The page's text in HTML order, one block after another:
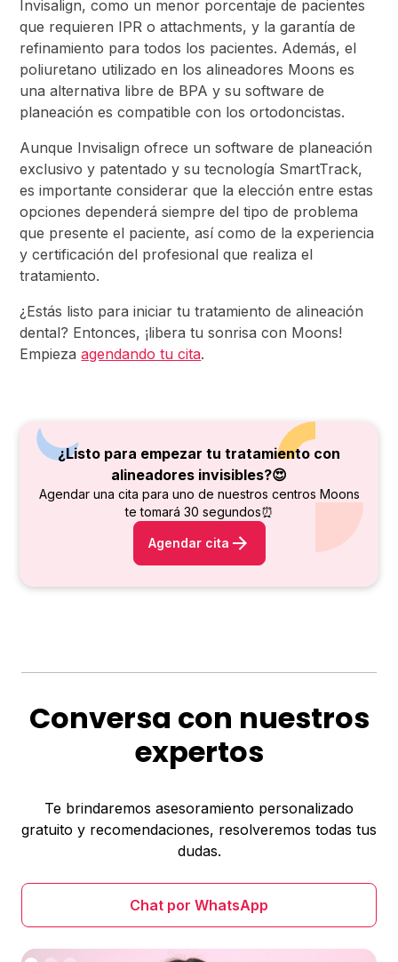
Invisalign, como un menor porcentaje de pacientes
que requieren IPR o attachments, y la garantía de
refinamiento para todos los pacientes. Además, el
poliuretano utilizado en los alineadores Moons es
una alternativa libre de BPA y su software de
planeación es compatible con los ortodoncistas.
Aunque Invisalign ofrece un software de planeación
exclusivo y patentado y su tecnología SmartTrack,
es importante considerar que la elección entre estas
opciones dependerá siempre del tipo de problema
que presente el paciente, así como de la experiencia
y certificación del profesional que realiza el
tratamiento.
¿Estás listo para iniciar tu tratamiento de alineación
dental? Entonces, ¡libera tu sonrisa con Moons!
Empiezaagendando tu cita.
¿Listo para empezar tu tratamiento con
alineadores invisibles?😍
Agendar una cita para uno de nuestros centros Moons
te tomará 30 segundos⏰
Agendar cita
Conversa con nuestros
expertos
Te brindaremos asesoramiento personalizado
gratuito y recomendaciones, resolveremos todas tus
dudas.
Chat por WhatsApp